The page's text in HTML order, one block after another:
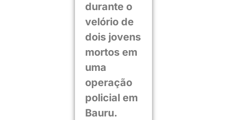
durante o
velório de
dois jovens
mortos em
uma
operação
policial em
Bauru.